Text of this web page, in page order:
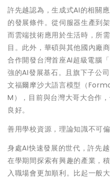
許先越認為，生成式AI的相關
的發展條件。從伺服器生產到
而雲端技術應用於生活時，所
目。此外，華碩與其他國內廠
合作開發台灣首座AI超級電腦
強的AI發展基石。且旗下子公
文福爾摩沙大語言模型（
M），目前與台灣大哥大合作
良好。
善用學校資源，理論知識不可
身處AI快速發展的世代，許先
在學期間探索有興趣的產業，
入職場會更加順利。比起一般